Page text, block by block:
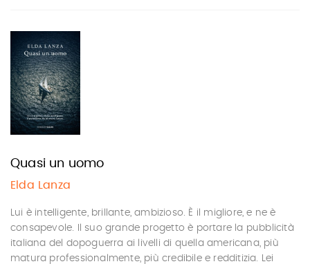
Quasi un uomo
Elda Lanza
Lui è intelligente, brillante, ambizioso. È il migliore, e ne è
consapevole. Il suo grande progetto è portare la pubblicità
italiana del dopoguerra ai livelli di quella americana, più
matura professionalmente, più credibile e redditizia. Lei